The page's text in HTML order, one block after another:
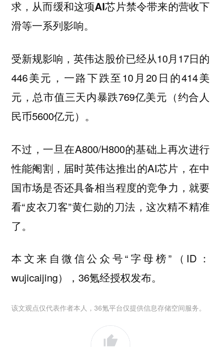
求，从而缓和这项AI芯片禁令带来的营收下
滑等一系列影响。
受新规影响，英伟达股价已经从10月17日的
446美元，一路下跌至10月20日的414美
元，总市值三天内暴跌769亿美元（约合人
民币5600亿元）。
不过，一旦在A800/H800的基础上再次进行
性能阉割，届时英伟达推出的AI芯片，在中
国市场是否还具备相当程度的竞争力，就要
看“皮衣刀客”黄仁勋的刀法，这次精不精准
了。
本文来自微信公众号“字母榜”（ID：
wujicaijing），36氪经授权发布。
该文观点仅代表作者本人，36氪平台仅提供信息存储空间服务。